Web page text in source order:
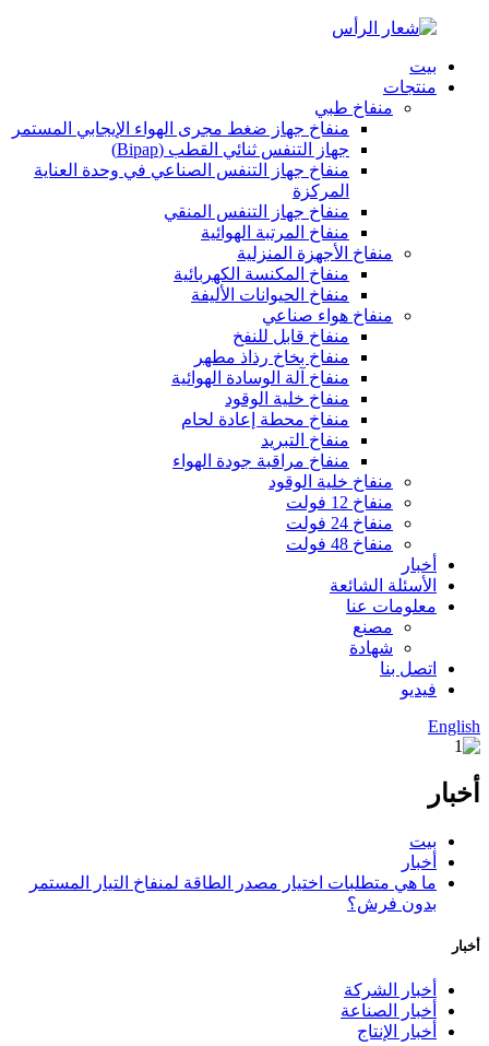
بيت
منتجات
منفاخ طبي
منفاخ جهاز ضغط مجرى الهواء الإيجابي المستمر
جهاز التنفس ثنائي القطب (Bipap)
منفاخ جهاز التنفس الصناعي في وحدة العناية
المركزة
منفاخ جهاز التنفس المنقي
منفاخ المرتبة الهوائية
منفاخ الأجهزة المنزلية
منفاخ المكنسة الكهربائية
منفاخ الحيوانات الأليفة
منفاخ هواء صناعي
منفاخ قابل للنفخ
منفاخ بخاخ رذاذ مطهر
منفاخ آلة الوسادة الهوائية
منفاخ خلية الوقود
منفاخ محطة إعادة لحام
منفاخ التبريد
منفاخ مراقبة جودة الهواء
منفاخ خلية الوقود
منفاخ 12 فولت
منفاخ 24 فولت
منفاخ 48 فولت
أخبار
الأسئلة الشائعة
معلومات عنا
مصنع
شهادة
اتصل بنا
فيديو
English
أخبار
بيت
أخبار
ما هي متطلبات اختيار مصدر الطاقة لمنفاخ التيار المستمر
بدون فرش؟
أخبار
أخبار الشركة
أخبار الصناعة
أخبار الإنتاج